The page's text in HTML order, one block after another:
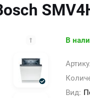
В
Вид: